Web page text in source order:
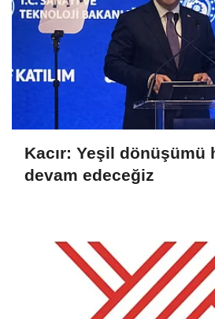
Kacır: Yeşil dönüşümü
devam edeceğiz